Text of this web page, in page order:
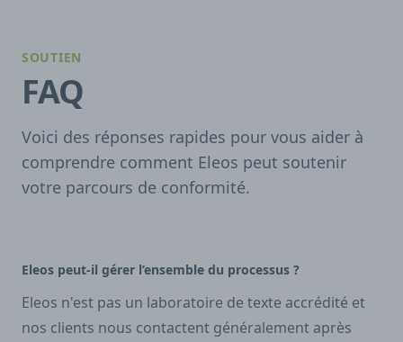
SOUTIEN
FAQ
Voici des réponses rapides pour vous aider à
comprendre comment Eleos peut soutenir
votre parcours de conformité.
Eleos peut-il gérer l’ensemble du processus ?
Eleos n'est pas un laboratoire de texte accrédité et
nos clients nous contactent généralement après